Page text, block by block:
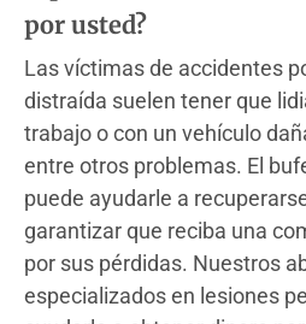
por usted?
Las víctimas de accidentes
distraída suelen tener que
trabajo o con un vehículo
entre otros problemas. El
puede ayudarle a
garantizar que reciba una
por sus pérdidas. Nuestros
especializados en lesiones